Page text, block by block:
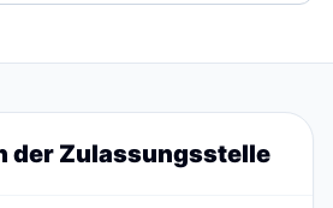
der Zulassungsstelle